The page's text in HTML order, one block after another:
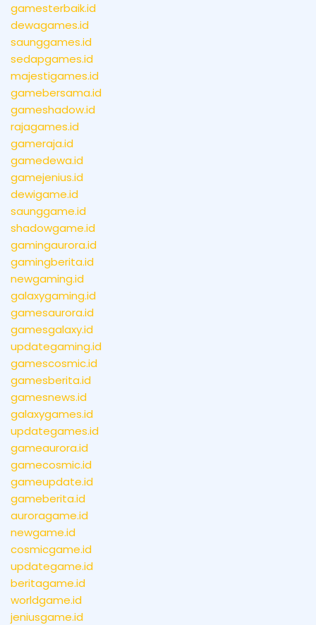
gamesterbaik.id
dewagames.id
saunggames.id
sedapgames.id
majestigames.id
gamebersama.id
gameshadow.id
rajagames.id
gameraja.id
gamedewa.id
gamejenius.id
dewigame.id
saunggame.id
shadowgame.id
gamingaurora.id
gamingberita.id
newgaming.id
galaxygaming.id
gamesaurora.id
gamesgalaxy.id
updategaming.id
gamescosmic.id
gamesberita.id
gamesnews.id
galaxygames.id
updategames.id
gameaurora.id
gamecosmic.id
gameupdate.id
gameberita.id
auroragame.id
newgame.id
cosmicgame.id
updategame.id
beritagame.id
worldgame.id
jeniusgame.id